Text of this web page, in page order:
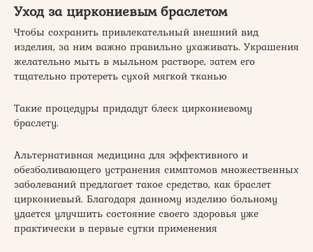
Уход за циркониевым браслетом
Чтобы сохранить привлекательный внешний вид
изделия, за ним важно правильно ухаживать. Украшения
желательно мыть в мыльном растворе, затем его
тщательно протереть сухой мягкой тканью
Такие процедуры придадут блеск циркониевому
браслету.
Альтернативная медицина для эффективного и
обезболивающего устранения симптомов множественных
заболеваний предлагает такое средство, как браслет
циркониевый. Благодаря данному изделию больному
удается улучшить состояние своего здоровья уже
практически в первые сутки применения